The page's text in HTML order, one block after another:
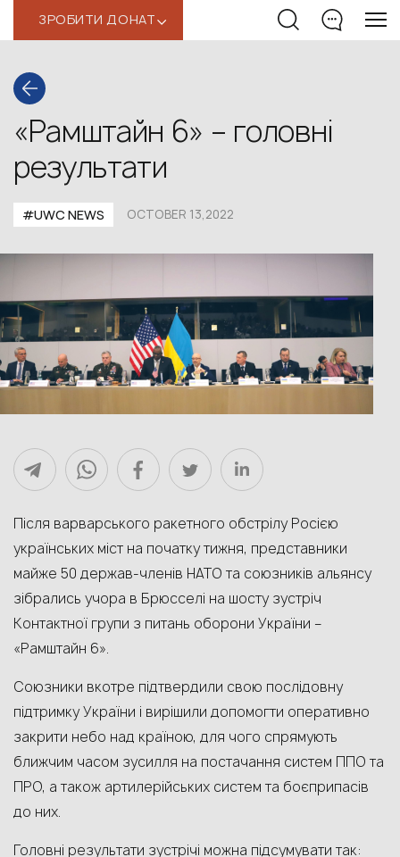
ЗРОБИТИ ДОНАТ‹
«Рамштайн 6» – головні
результати
#UWС NEWS OCTOBER 13,2022
Після варварського ракетного обстрілу Росією
українських міст на початку тижня, представники
майже 50 держав-членів НАТО та союзників альянсу
зібрались учора в Брюсселі на шосту зустріч
Контактної групи з питань оборони України –
«Рамштайн 6».
Союзники вкотре підтвердили свою послідовну
підтримку України і вирішили допомогти оперативно
закрити небо над країною, для чого спрямують
ближчим часом зусилля на постачання систем ППО та
ПРО, а також артилерійських систем та боєприпасів
до них.
Головні результати зустрічі можна підсумувати так: